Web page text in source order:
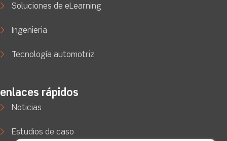
Soluciones de eLearning
Ingenieria
Tecnología automotriz
enlaces rápidos
Noticias
Estudios de caso